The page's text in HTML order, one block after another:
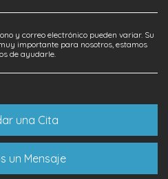
y correo electrónico pueden variar. Su
importante para nosotros, estamos
de ayudarle.
una Cita
un Mensaje